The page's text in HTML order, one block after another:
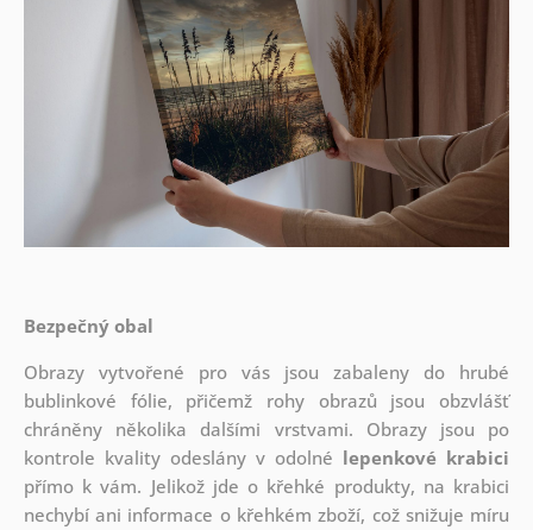
Bezpečný obal
Obrazy vytvořené pro vás jsou zabaleny do hrubé
bublinkové fólie, přičemž rohy obrazů jsou obzvlášť
chráněny několika dalšími vrstvami. Obrazy jsou po
kontrole kvality odeslány v odolné lepenkové krabici
přímo k vám. Jelikož jde o křehké produkty, na krabici
nechybí ani informace o křehkém zboží, což snižuje míru